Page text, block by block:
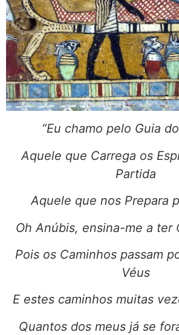
“Eu chamo pelo Guia
Aquele que Carrega os
Partida
Aquele que nos Prepara
Oh Anúbis, ensina-me a ter
Pois os Caminhos passam
Véus
E estes caminhos muitas
Quantos dos meus já se